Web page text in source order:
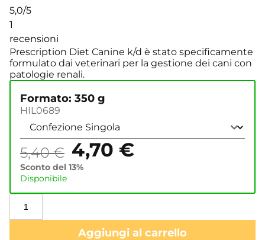
5,0/5
1
recensioni
Prescription Diet Canine k/d è stato specificamente
formulato dai veterinari per la gestione dei cani con
patologie renali.
Formato: 350 g
HIL0689
5,40€ 4,70 €
Sconto del 13%
Disponibile
Aggiungi al carrello